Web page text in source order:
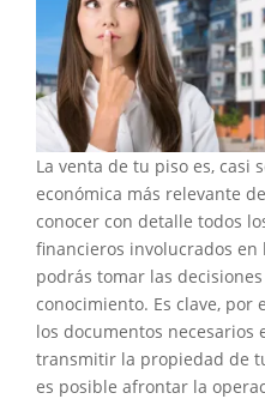
La venta de tu piso es, casi
económica más relevante
conocer con detalle todos
financieros involucrados
podrás tomar las
conocimiento. Es clave, por
los documentos
transmitir la propiedad de
es posible afrontar la